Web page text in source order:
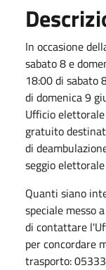
In occasione
sabato 8 e
18:00 di sabato
di domenica 9
Ufficio
gratuito
di
seggio
Quanti siano
speciale messo
di contattare
per concordare
trasporto: